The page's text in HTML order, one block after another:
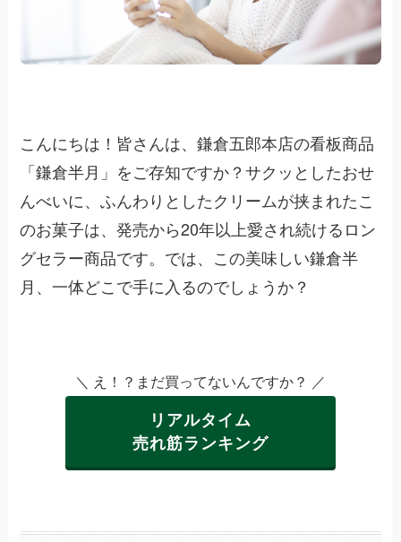
こんにちは！皆さんは、鎌倉五郎本店の看板商品
「鎌倉半月」をご存知ですか？サクッとしたおせ
んべいに、ふんわりとしたクリームが挟まれたこ
のお菓子は、発売から20年以上愛され続けるロン
グセラー商品です。では、この美味しい鎌倉半
月、一体どこで手に入るのでしょうか？
＼ え！？まだ買ってないんですか？ ／
リアルタイム
売れ筋ランキング